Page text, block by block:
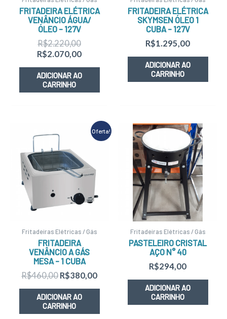
FRITADEIRA ELÉTRICA
VENÂNCIO ÁGUA/
ÓLEO – 127V
R$2.220,00
R$2.070,00
ADICIONAR AO
CARRINHO
FRITADEIRA ELÉTRICA
SKYMSEN ÓLEO 1
CUBA – 127V
R$1.295,00
ADICIONAR AO
CARRINHO
Oferta!
Fritadeiras Elétricas / Gás
FRITADEIRA
VENÂNCIO A GÁS
MESA – 1 CUBA
R$460,00
original
era:
R$460,00.
R$380,00
O
preço
R$380,00.
ADICIONAR AO
CARRINHO
Fritadeiras Elétricas / Gás
PASTELEIRO CRISTAL
AÇO N° 40
R$294,00
ADICIONAR AO
CARRINHO